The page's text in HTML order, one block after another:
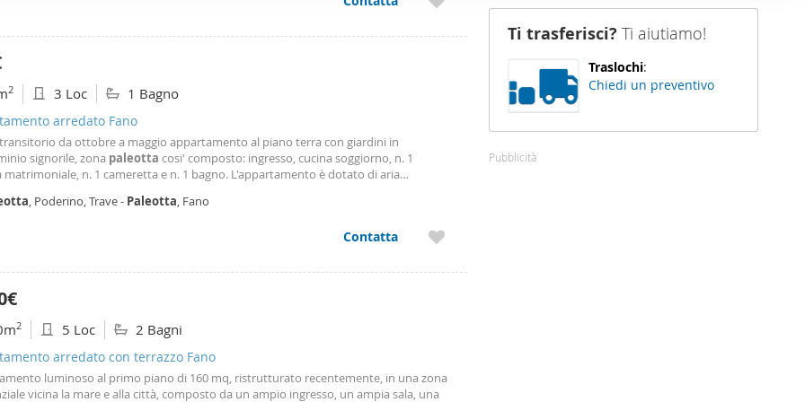
Condividiamo inoltre informazioni sul modo in cui utilizza il nostro sito
di analisi dei dati web, pubblicità e social media, i quali potrebbero
che ha fornito loro o che hanno raccolto dal suo utilizzo dei loro
2 3 Loc 1 Bagno
arredato Fano
da ottobre a maggio appartamento al piano terra con giardini in
signorile, zona paleotta cosi' composto: ingresso, cucina soggiorno, n. 1
matrimoniale, n. 1 cameretta e n. 1 bagno. L'appartamento è dotato di aria
, Poderino, Trave - Paleotta, Fano
Contatta
2 5 Loc 2 Bagni
arredato con terrazzo Fano
luminoso al primo piano di 160 mq, ristrutturato recentemente, in una zona
vicina la mare e alla città, composto da un ampio ingresso, un ampia sala, una
Ti trasferisci? Ti aiutiamo!
Traslochi:
Chiedi un preventivo
Pubblicità